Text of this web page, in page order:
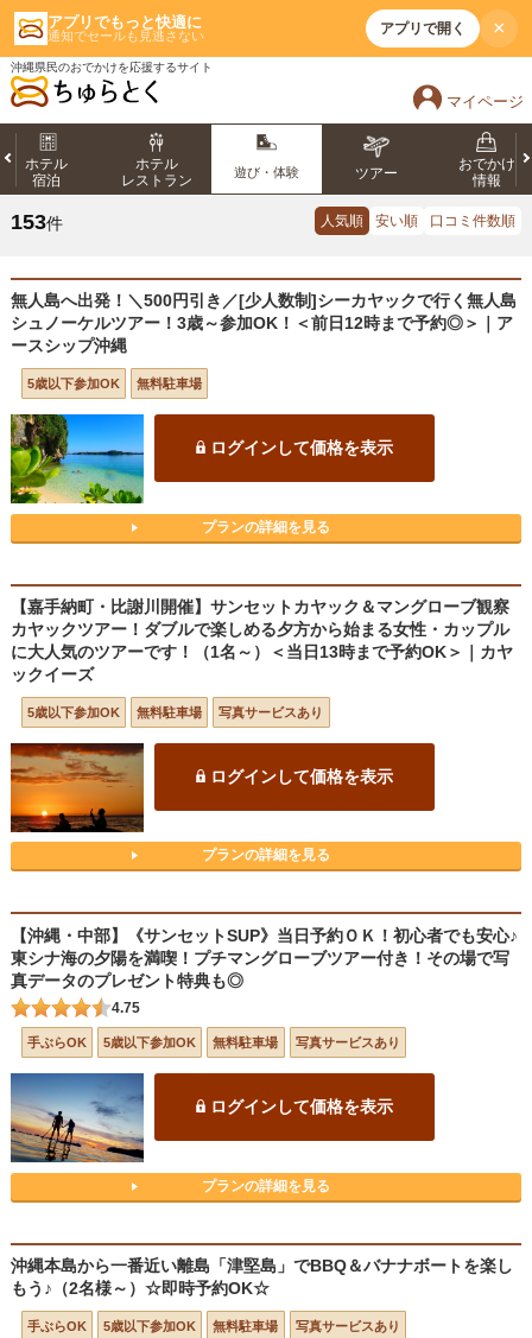
アプリでもっと快適に
通知でセールも見逃さない アプリで開く ×
沖縄県民のおでかけを応援するサイト
マイページ
ホテル
宿泊
ホテル
レストラン
遊び・体験 ツアー
おでかけ
情報
153件 人気順 安い順 口コミ件数順
無人島へ出発！＼500円引き／[少人数制]シーカヤックで行く無人島
シュノーケルツアー！3歳～参加OK！＜前日12時まで予約◎＞｜ア
ースシップ沖縄
5歳以下参加OK 無料駐車場
ログインして価格を表示
プランの詳細を見る
【嘉手納町・比謝川開催】サンセットカヤック＆マングローブ観察
カヤックツアー！ダブルで楽しめる夕方から始まる女性・カップル
に大人気のツアーです！（1名～）＜当日13時まで予約OK＞｜カヤ
ックイーズ
5歳以下参加OK 無料駐車場 写真サービスあり
ログインして価格を表示
プランの詳細を見る
【沖縄・中部】《サンセットSUP》当日予約ＯＫ！初心者でも安心♪
東シナ海の夕陽を満喫！プチマングローブツアー付き！その場で写
真データのプレゼント特典も◎
4.75
手ぶらOK 5歳以下参加OK 無料駐車場 写真サービスあり
ログインして価格を表示
プランの詳細を見る
沖縄本島から一番近い離島「津堅島」でBBQ＆バナナボートを楽し
もう♪（2名様～）☆即時予約OK☆
手ぶらOK 5歳以下参加OK 無料駐車場 写真サービスあり